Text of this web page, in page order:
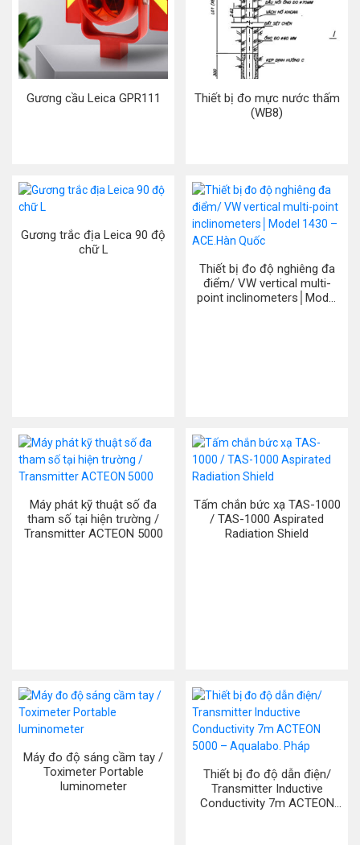
Gương cầu Leica GPR111
Thiết bị đo mực nước thấm
(WB8)
Gương trắc địa Leica 90 độ
chữ L
Thiết bị đo độ nghiêng đa
điểm/ VW vertical multi-
point inclinometers│Model
Máy phát kỹ thuật số đa
tham số tại hiện trường /
Transmitter ACTEON 5000
Tấm chắn bức xạ TAS-1000
/ TAS-1000 Aspirated
Radiation Shield
Máy đo độ sáng cầm tay /
Toximeter Portable
luminometer
Thiết bị đo độ dẫn điện/
Transmitter Inductive
Conductivity 7m ACTEON